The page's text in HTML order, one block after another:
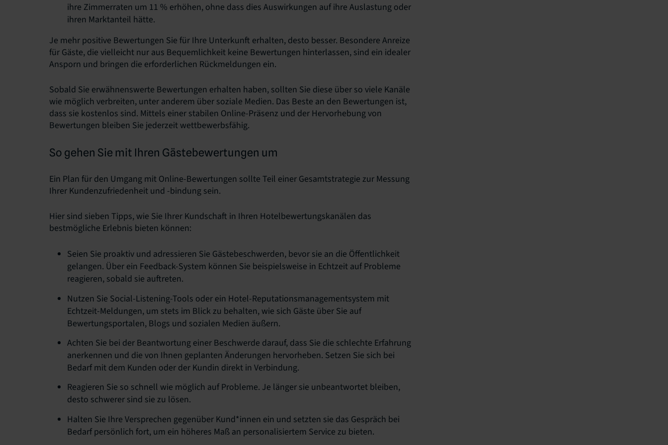
ihre Zimmerraten um 11 % erhöhen, ohne dass dies Auswirkungen auf ihre Auslastung oder
ihren Marktanteil hätte.
Je mehr positive Bewertungen Sie für Ihre Unterkunft erhalten, desto besser. Besondere Anreize
für Gäste, die vielleicht nur aus Bequemlichkeit keine Bewertungen hinterlassen, sind ein idealer
Ansporn und bringen die erforderlichen Rückmeldungen ein.
Sobald Sie erwähnenswerte Bewertungen erhalten haben, sollten Sie diese über so viele Kanäle
wie möglich verbreiten, unter anderem über soziale Medien. Das Beste an den Bewertungen ist,
dass sie kostenlos sind. Mittels einer stabilen Online-Präsenz und der Hervorhebung von
Bewertungen bleiben Sie jederzeit wettbewerbsfähig.
So gehen Sie mit Ihren Gästebewertungen um
Ein Plan für den Umgang mit Online-Bewertungen sollte Teil einer Gesamtstrategie zur Messung
Ihrer Kundenzufriedenheit und -bindung sein.
Hier sind sieben Tipps, wie Sie Ihrer Kundschaft in Ihren Hotelbewertungskanälen das
bestmögliche Erlebnis bieten können:
Seien Sie proaktiv und adressieren Sie Gästebeschwerden, bevor sie an die Öffentlichkeit
gelangen. Über ein Feedback-System können Sie beispielsweise in Echtzeit auf Probleme
reagieren, sobald sie auftreten.
Nutzen Sie Social-Listening-Tools oder ein Hotel-Reputationsmanagementsystem mit
Echtzeit-Meldungen, um stets im Blick zu behalten, wie sich Gäste über Sie auf
Bewertungsportalen, Blogs und sozialen Medien äußern.
Achten Sie bei der Beantwortung einer Beschwerde darauf, dass Sie die schlechte Erfahrung
anerkennen und die von Ihnen geplanten Änderungen hervorheben. Setzen Sie sich bei
Bedarf mit dem Kunden oder der Kundin direkt in Verbindung.
Reagieren Sie so schnell wie möglich auf Probleme. Je länger sie unbeantwortet bleiben,
desto schwerer sind sie zu lösen.
Halten Sie Ihre Versprechen gegenüber Kund*innen ein und setzten sie das Gespräch bei
Bedarf persönlich fort, um ein höheres Maß an personalisiertem Service zu bieten.